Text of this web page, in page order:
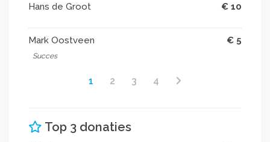
Hans de Groot € 10
Mark Oostveen € 5
Succes
1 2 3 4
Top 3 donaties